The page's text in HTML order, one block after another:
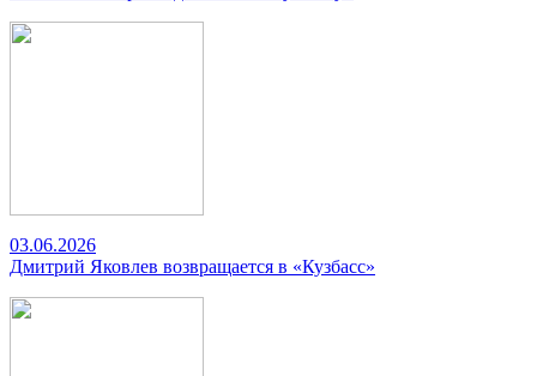
03.06.2026
Дмитрий Яковлев возвращается в «Кузбасс»